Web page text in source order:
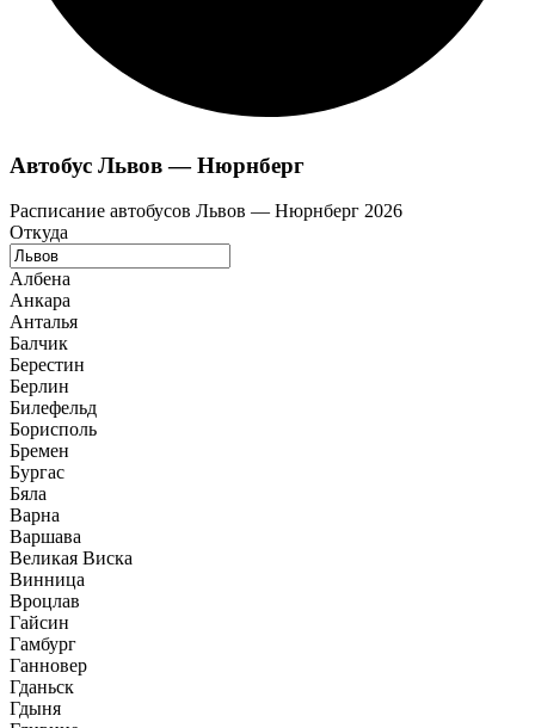
Автобус Львов — Нюрнберг
Расписание автобусов Львов — Нюрнберг 2026
Откуда
Албена
Анкара
Анталья
Балчик
Берестин
Берлин
Билефельд
Борисполь
Бремен
Бургас
Бяла
Варна
Варшава
Великая Виска
Винница
Вроцлав
Гайсин
Гамбург
Ганновер
Гданьск
Гдыня